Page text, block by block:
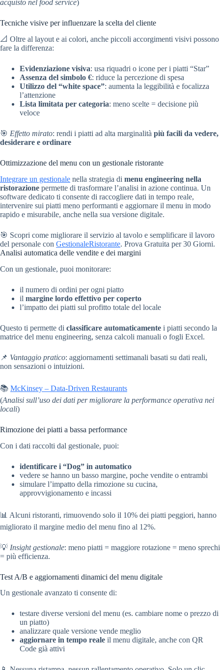
acquisto nel food service)
Tecniche visive per influenzare la scelta del cliente
📐 Oltre al layout e ai colori, anche piccoli accorgimenti visivi possono
fare la differenza:
Evidenziazione visiva: usa riquadri o icone per i piatti “Star”
Assenza del simbolo €: riduce la percezione di spesa
Utilizzo del “white space”: aumenta la leggibilità e focalizza
l’attenzione
Lista limitata per categoria: meno scelte = decisione più
veloce
🎯 Effetto mirato: rendi i piatti ad alta marginalità più facili da vedere,
desiderare e ordinare
Ottimizzazione del menu con un gestionale ristorante
Integrare un gestionale nella strategia di menu engineering nella
ristorazione permette di trasformare l’analisi in azione continua. Un
software dedicato ti consente di raccogliere dati in tempo reale,
intervenire sui piatti meno performanti e aggiornare il menu in modo
rapido e misurabile, anche nella sua versione digitale.
🎯 Scopri come migliorare il servizio al tavolo e semplificare il lavoro
del personale con GestionaleRistorante. Prova Gratuita per 30 Giorni.
Analisi automatica delle vendite e dei margini
Con un gestionale, puoi monitorare:
il numero di ordini per ogni piatto
il margine lordo effettivo per coperto
l’impatto dei piatti sul profitto totale del locale
Questo ti permette di classificare automaticamente i piatti secondo la
matrice del menu engineering, senza calcoli manuali o fogli Excel.
📌 Vantaggio pratico: aggiornamenti settimanali basati su dati reali,
non sensazioni o intuizioni.
📚 McKinsey – Data-Driven Restaurants
(Analisi sull’uso dei dati per migliorare la performance operativa nei
locali)
Rimozione dei piatti a bassa performance
Con i dati raccolti dal gestionale, puoi:
identificare i “Dog” in automatico
vedere se hanno un basso margine, poche vendite o entrambi
simulare l’impatto della rimozione su cucina,
approvvigionamento e incassi
📊 Alcuni ristoranti, rimuovendo solo il 10% dei piatti peggiori, hanno
migliorato il margine medio del menu fino al 12%.
💡 Insight gestionale: meno piatti = maggiore rotazione = meno sprechi
= più efficienza.
Test A/B e aggiornamenti dinamici del menu digitale
Un gestionale avanzato ti consente di:
testare diverse versioni del menu (es. cambiare nome o prezzo di
un piatto)
analizzare quale versione vende meglio
aggiornare in tempo reale il menu digitale, anche con QR
Code già attivi